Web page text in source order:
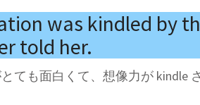
was kindled by
told her.
ても面白くて、想像力が kindle